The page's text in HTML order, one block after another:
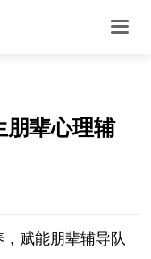
朋辈心理辅
赋能朋辈辅导队